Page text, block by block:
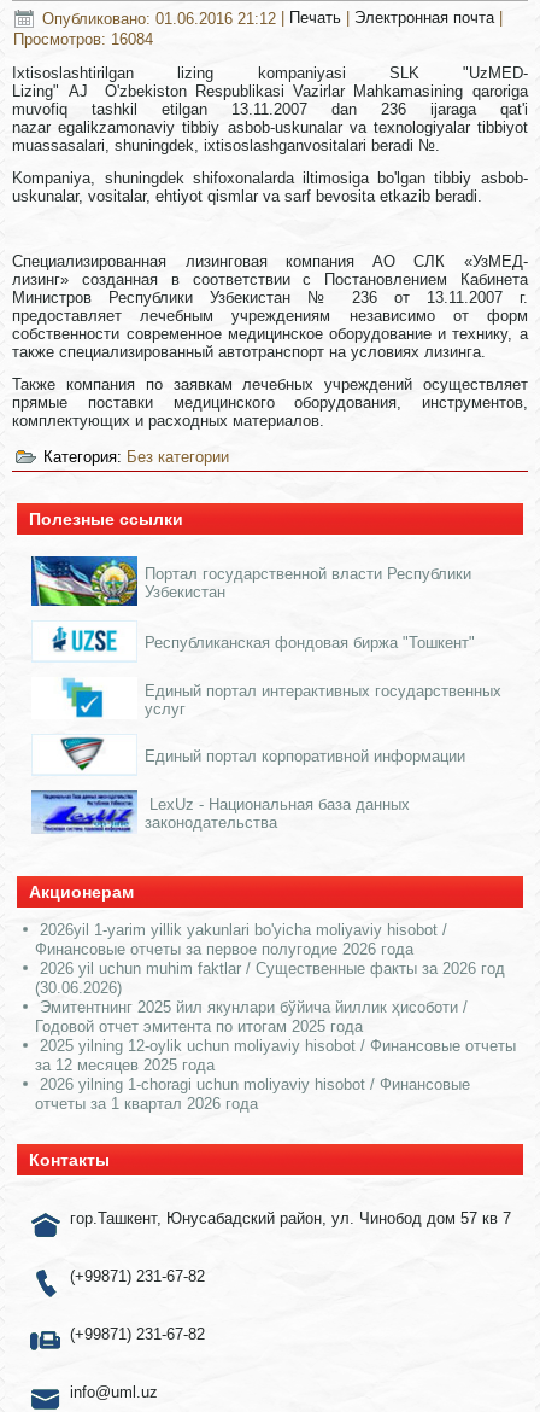
Опубликовано: 01.06.2016 21:12 Печать Электронная почта
Просмотров: 16084
Ixtisoslashtirilgan lizing kompaniyasi SLK "UzMED-
Lizing" AJ
O'zbekiston Respublikasi Vazirlar Mahkamasining qaroriga
muvofiq tashkil etilgan 13.11.2007 dan 236 ijaraga qat'i
nazar egalikzamonaviy tibbiy asbob-uskunalar va texnologiyalar tibbiyot
muassasalari, shuningdek, ixtisoslashganvositalari beradi №.
Kompaniya, shuningdek shifoxonalarda iltimosiga bo'lgan tibbiy asbob-
uskunalar, vositalar, ehtiyot qismlar va sarf bevosita etkazib beradi.
Специализированная лизинговая компания АО СЛК «УзМЕД-
лизинг» созданная в соответствии с Постановлением Кабинета
Министров Республики Узбекистан № 236 от 13.11.2007 г.
предоставляет лечебным учреждениям независимо от форм
собственности современное медицинское оборудование и технику, а
также специализированный автотранспорт на условиях лизинга.
Также компания по заявкам лечебных учреждений осуществляет
прямые поставки медицинского оборудования, инструментов,
комплектующих и расходных материалов.
Категория: Без категории
Полезные ссылки
Портал государственной власти Республики
Узбекистан
Республиканская фондовая биржа "Тошкент"
Единый портал интерактивных государственных
услуг
Единый портал корпоративной информации
LexUz - Национальная база данных
законодательства
Акционерам
2026yil 1-yarim yillik yakunlari bo'yicha moliyaviy hisobot /
Финансовые отчеты за первое полугодие 2026 года
2026 yil uchun muhim faktlar / Существенные факты за 2026 год
(30.06.2026)
Эмитентнинг 2025 йил якунлари бўйича йиллик ҳисоботи /
Годовой отчет эмитента по итогам 2025 года
2025 yilning 12-oylik uchun moliyaviy hisobot / Финансовые отчеты
за 12 месяцев 2025 года
2026 yilning 1-choragi uchun moliyaviy hisobot / Финансовые
отчеты за 1 квартал 2026 года
Контакты
гор.Ташкент, Юнусабадский район, ул. Чинобод дом 57 кв 7
(+99871) 231-67-82
(+99871) 231-67-82
info@uml.uz